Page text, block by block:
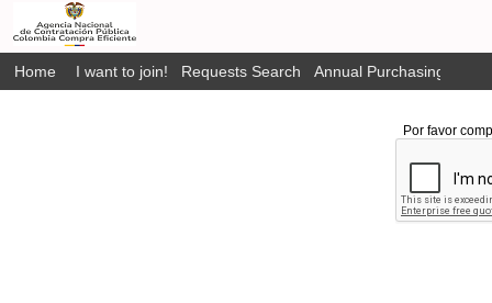
Home I want to join! Requests Search Annual Purchasing Plan
Por favor